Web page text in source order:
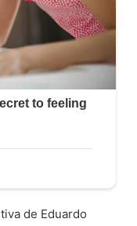
de Eduardo